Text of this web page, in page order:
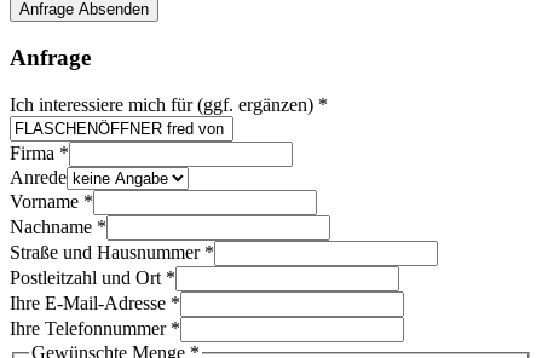
Anfrage Absenden
Anfrage
Anrede
Projekt
uns
Ich interessiere mich für (ggf. ergänzen) *
Firma *
Anrede
Vorname *
Nachname *
Straße und Hausnummer *
Postleitzahl und Ort *
Ihre E-Mail-Adresse *
Ihre Telefonnummer *
Gewünschte Menge *